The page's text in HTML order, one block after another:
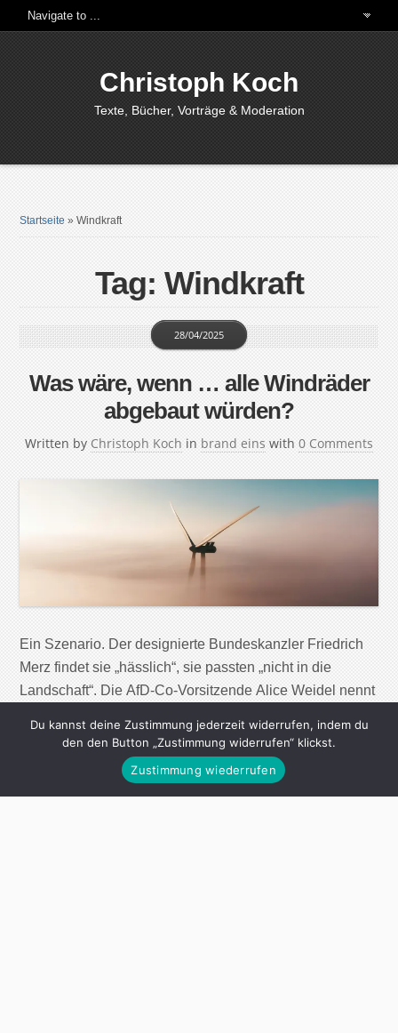
Christoph Koch
Texte, Bücher, Vorträge & Moderation
Startseite »Windkraft
Tag: Windkraft
Was wäre, wenn … alle Windräder
abgebaut würden?
Written by Christoph Koch
28/04/2025
in brand eins with 0 Comments
Ein Szenario. Der designierte Bundeskanzler Friedrich
Merz findet sie „hässlich“, sie passten „nicht in die
Landschaft“. Die AfD-Co-Vorsitzende Alice Weidel nennt
Deutschland auf seine Windkraftanlagen verzichtete?
Ende 2024 gab es davon in Deutschland etwas mehr als
30.405 – und zwar 28.766 auf dem Festland (Onshore)
Du kannst deine Zustimmung jederzeit widerrufen, indem du
den den Button „Zustimmung widerrufen“ klickst.
Zustimmung wiederrufen